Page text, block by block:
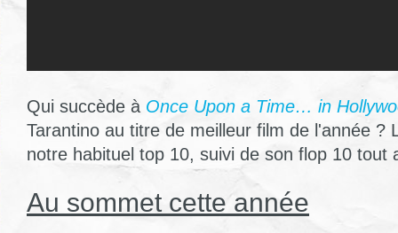
Qui succède à Once Upon a Time… in
Tarantino au titre de meilleur film de l'année ?
notre habituel top 10, suivi de son flop 10 tout
Au sommet cette année